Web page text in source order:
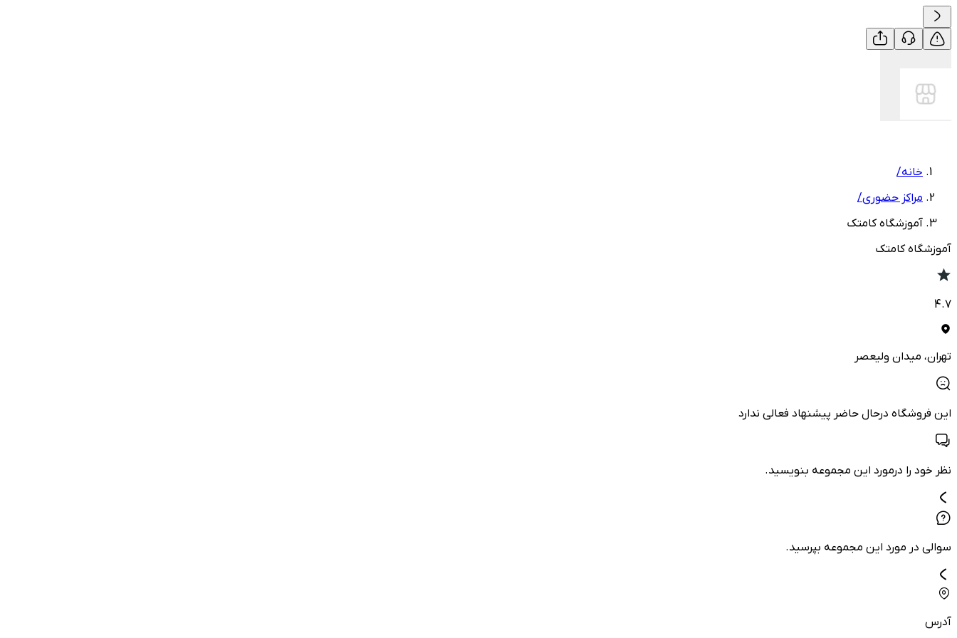
خانه/
مراکز حضوری/
آموزشگاه کامتک
آموزشگاه کامتک
4.7
تهران، میدان ولیعصر
این فروشگاه درحال حاضر پیشنهاد فعالی ندارد
نظر خود را درمورد این مجموعه بنویسید.
سوالی در مورد این مجموعه بپرسید.
آدرس